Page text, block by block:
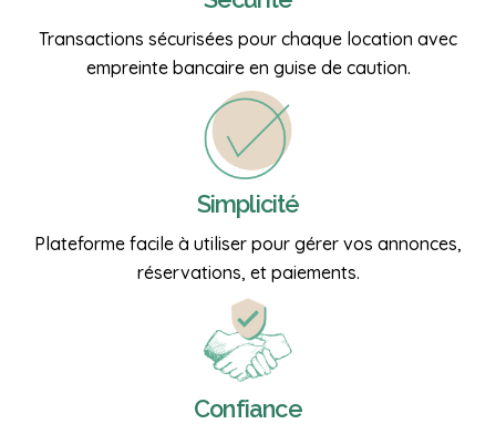
Transactions sécurisées pour chaque location avec
empreinte bancaire en guise de caution.
Simplicité
Plateforme facile à utiliser pour gérer vos annonces,
réservations, et paiements.
Confiance